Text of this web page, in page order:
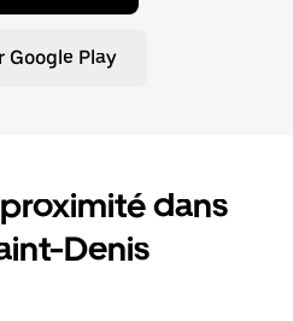
Google Play
dans
Denis